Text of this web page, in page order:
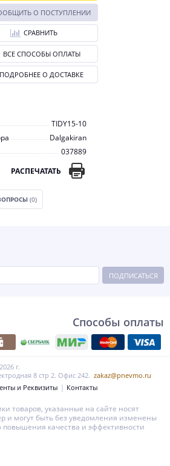
TIDY15-10
Dalgakiran
037889
РАСПЕЧАТАТЬ
О ПОСТУПЛЕНИИ
СРАВНИТЬ
ВСЕ СПОСОБЫ ОПЛАТЫ
ПОДРОБНЕЕ О ДОСТАВКЕ
(0)
ПОДПИСАТЬСЯ
Способы оплаты
г.
8 стр 2. Офис 242. zakaz@pnevmo.ru
и Реквизиты Контакты
товаров, указанные на сайте носят
и могут быть без уведомления изменены
качества и эффективности